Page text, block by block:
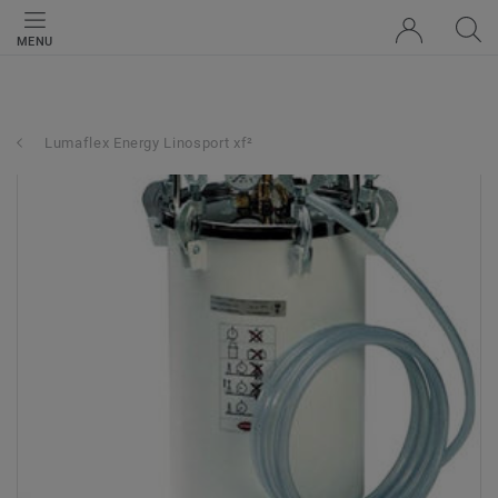
MENU
Lumaflex Energy Linosport xf²